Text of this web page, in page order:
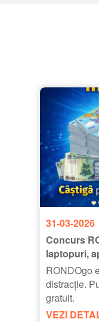
31-03-2026
Concurs
laptopuri,
RONDOgo
distracție.
gratuit.
VEZI